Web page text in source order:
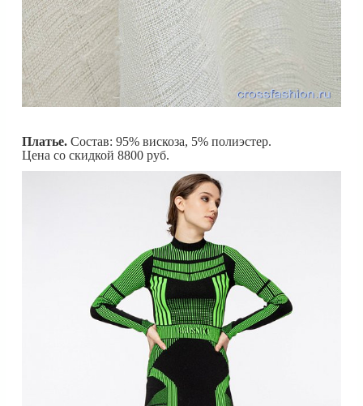
Платье. Состав: 95% вискоза, 5% полиэстер.
Цена со скидкой 8800 руб.